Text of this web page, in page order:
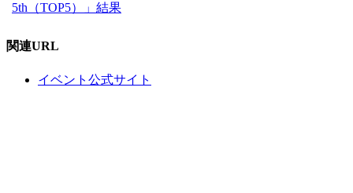
5th（TOP5）」結果
関連URL
イベント公式サイト